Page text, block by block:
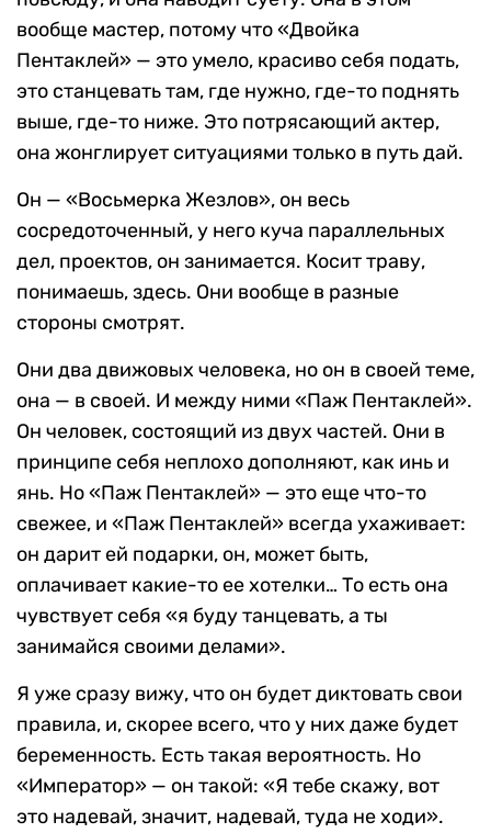
вообще мастер, потому что «Двойка
Пентаклей» — это умело, красиво себя подать,
это станцевать там, где нужно, где-то поднять
выше, где-то ниже. Это потрясающий актер,
она жонглирует ситуациями только в путь дай.
Он — «Восьмерка Жезлов», он весь
сосредоточенный, у него куча параллельных
дел, проектов, он занимается. Косит траву,
понимаешь, здесь. Они вообще в разные
стороны смотрят.
Они два движовых человека, но он в своей теме,
она — в своей. И между ними «Паж Пентаклей».
Он человек, состоящий из двух частей. Они в
принципе себя неплохо дополняют, как инь и
янь. Но «Паж Пентаклей» — это еще что-то
свежее, и «Паж Пентаклей» всегда ухаживает:
он дарит ей подарки, он, может быть,
оплачивает какие-то ее хотелки… То есть она
чувствует себя «я буду танцевать, а ты
занимайся своими делами».
Я уже сразу вижу, что он будет диктовать свои
правила, и, скорее всего, что у них даже будет
беременность. Есть такая вероятность. Но
«Император» — он такой: «Я тебе скажу, вот
это надевай, значит, надевай, туда не ходи».